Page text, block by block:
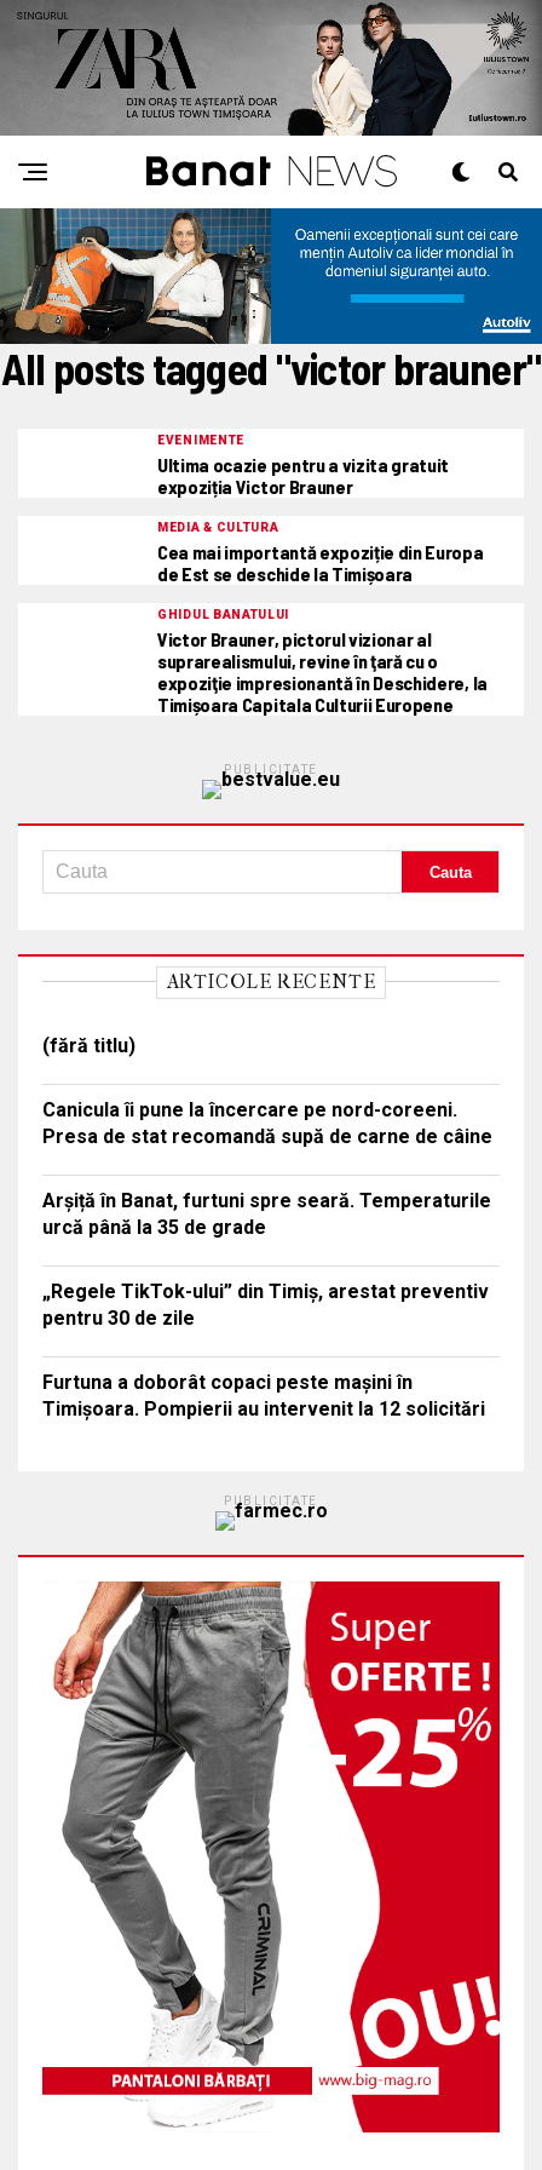
All posts tagged "victor brauner"
EVENIMENTE
Ultima ocazie pentru a vizita gratuit
expoziția Victor Brauner
MEDIA & CULTURA
Cea mai importantă expoziție din Europa
de Est se deschide la Timișoara
GHIDUL BANATULUI
Victor Brauner, pictorul vizionar al
suprarealismului, revine în ţară cu o
expoziţie impresionantă în Deschidere, la
Timișoara Capitala Culturii Europene
PUBLICITATE
ARTICOLE RECENTE
(fără titlu)
Canicula îi pune la încercare pe nord-coreeni.
Presa de stat recomandă supă de carne de câine
Arșiță în Banat, furtuni spre seară. Temperaturile
urcă până la 35 de grade
„Regele TikTok-ului” din Timiș, arestat preventiv
pentru 30 de zile
Furtuna a doborât copaci peste mașini în
Timișoara. Pompierii au intervenit la 12 solicitări
PUBLICITATE